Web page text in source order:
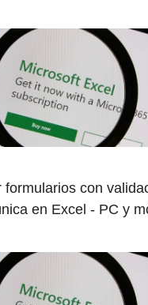
formularios con
en Excel - PC y